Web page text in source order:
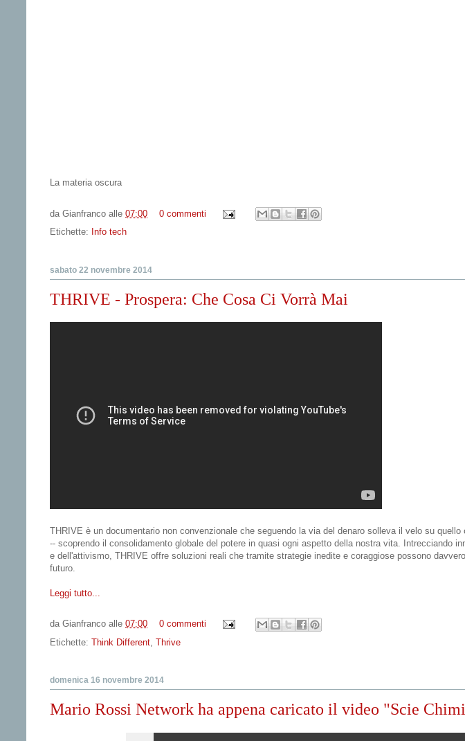
La materia oscura
da Gianfranco alle 07:00
0 commenti
Etichette: Info tech
sabato 22 novembre 2014
THRIVE - Prospera: Che Cosa Ci Vorrà Mai
THRIVE è un documentario non convenzionale che seguendo la via del denaro solleva il velo su
-- scoprendo il consolidamento globale del potere in quasi ogni aspetto della nostra vita. Intrecciando
e dell'attivismo, THRIVE offre soluzioni reali che tramite strategie inedite e coraggiose possono
futuro.
Leggi tutto...
da Gianfranco alle 07:00
0 commenti
Etichette: Think Different, Thrive
domenica 16 novembre 2014
Mario Rossi Network ha appena caricato il video "Scie